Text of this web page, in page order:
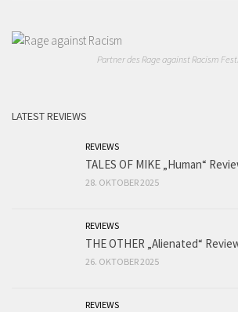
Partner des Rage against Racism
LATEST REVIEWS
REVIEWS
TALES OF MIKE „Human“
28. OKTOBER 2025
REVIEWS
THE OTHER „Alienated“
26. OKTOBER 2025
REVIEWS